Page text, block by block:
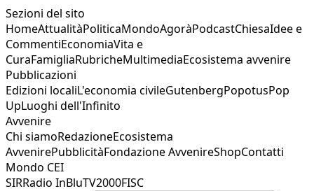
Sezioni del sito
HomeAttualitàPoliticaMondoAgoràPodcastChiesaIdee e
CommentiEconomiaVita e
CuraFamigliaRubricheMultimediaEcosistema avvenire
Pubblicazioni
Edizioni localiL'economia civileGutenbergPopotusPop
UpLuoghi dell'Infinito
Avvenire
Chi siamoRedazioneEcosistema
AvvenirePubblicitàFondazione AvvenireShopContatti
Mondo CEI
SIRRadio InBluTV2000FISC